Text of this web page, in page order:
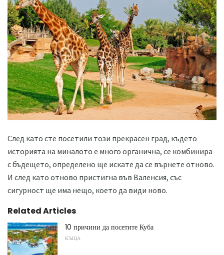
След като сте посетили този прекрасен град, където
историята на миналото е много органична, се комбинира
с бъдещето, определено ще искате да се върнете отново.
И след като отново пристигна във Валенсия, със
сигурност ще има нещо, което да види ново.
Related Articles
10 причини да посетите Куба
КЪЩА